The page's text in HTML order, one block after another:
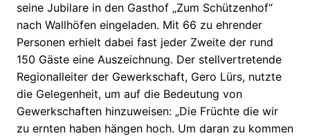
seine Jubilare in den Gasthof „Zum Schützenhof“
nach Wallhöfen eingeladen. Mit 66 zu ehrender
Personen erhielt dabei fast jeder Zweite der rund
150 Gäste eine Auszeichnung. Der stellvertretende
Regionalleiter der Gewerkschaft, Gero Lürs, nutzte
die Gelegenheit, um auf die Bedeutung von
Gewerkschaften hinzuweisen: „Die Früchte die wir
zu ernten haben hängen hoch. Um daran zu kommen